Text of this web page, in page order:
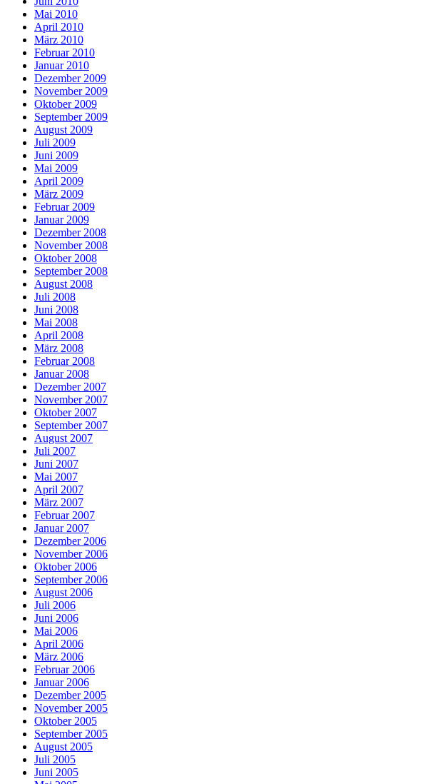
Mai 2010
April 2010
März 2010
Februar 2010
Januar 2010
Dezember 2009
November 2009
Oktober 2009
September 2009
August 2009
Juli 2009
Juni 2009
Mai 2009
April 2009
März 2009
Februar 2009
Januar 2009
Dezember 2008
November 2008
Oktober 2008
September 2008
August 2008
Juli 2008
Juni 2008
Mai 2008
April 2008
März 2008
Februar 2008
Januar 2008
Dezember 2007
November 2007
Oktober 2007
September 2007
August 2007
Juli 2007
Juni 2007
Mai 2007
April 2007
März 2007
Februar 2007
Januar 2007
Dezember 2006
November 2006
Oktober 2006
September 2006
August 2006
Juli 2006
Juni 2006
Mai 2006
April 2006
März 2006
Februar 2006
Januar 2006
Dezember 2005
November 2005
Oktober 2005
September 2005
August 2005
Juli 2005
Juni 2005